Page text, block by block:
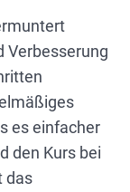
Verbesserung
es einfacher
den Kurs bei
das